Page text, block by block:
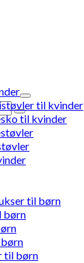
til kvinder
til kvinder
til børn
børn
til børn